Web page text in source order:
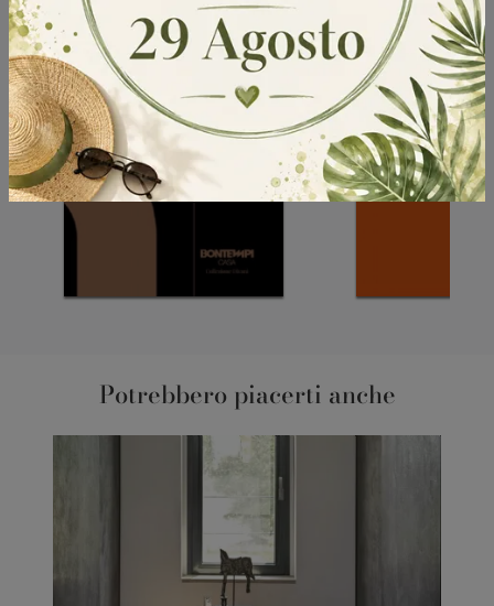
Potrebbero piacerti anche